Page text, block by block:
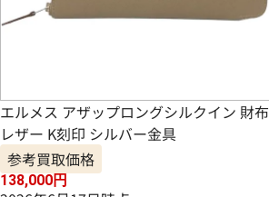
エルメス アザップロングシルクイン 財布
レザー K刻印 シルバー金具
参考買取価格
138,000円